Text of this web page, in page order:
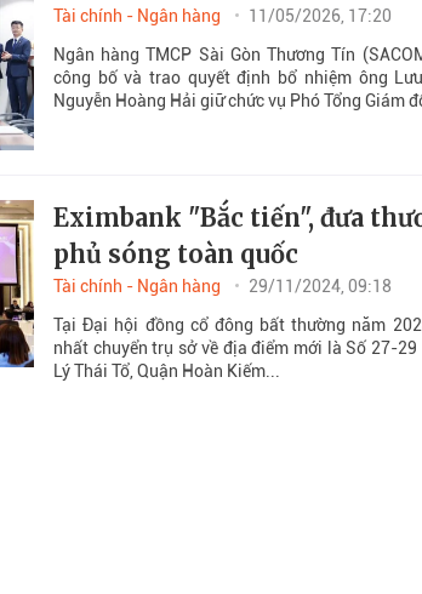
Tài chính - Ngân hàng
11/05/2026, 17:20
Ngân hàng TMCP Sài Gòn Thương Tín
công bố và trao quyết định bổ nhiệm ông
Nguyễn Hoàng Hải giữ chức vụ Phó Tổng Giám
Eximbank "Bắc tiến", đưa
phủ sóng toàn quốc
Tài chính - Ngân hàng
29/11/2024, 09:18
Tại Đại hội đồng cổ đông bất thường năm
nhất chuyển trụ sở về địa điểm mới là Số 27-29
Lý Thái Tổ, Quận Hoàn Kiếm...